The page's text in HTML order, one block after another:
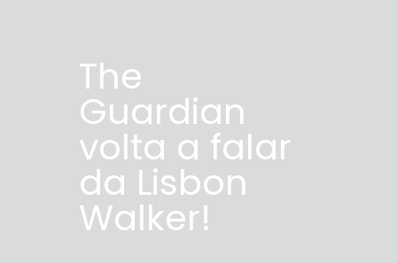
The
Guardian
volta a falar
da Lisbon
Walker!